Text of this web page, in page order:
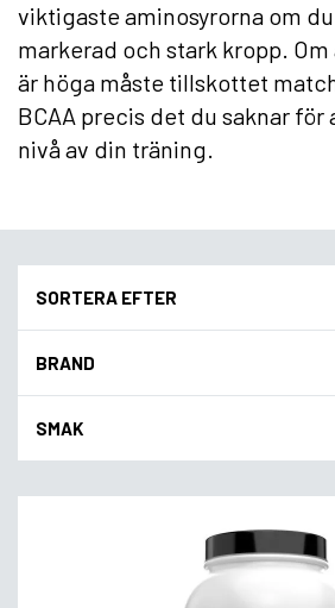
viktigaste aminosyrorna om
markerad och stark kropp.
är höga måste tillskottet
BCAA precis det du saknar för
nivå av din träning.
SORTERA EFTER
BRAND
SMAK